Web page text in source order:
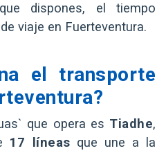
dispones, el tiempo
viaje en Fuerteventura.
el transporte
que opera es Tiadhe,
17 líneas que une a la